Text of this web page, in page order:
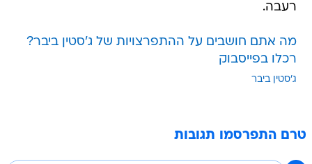
רעבה.
מה אתם חושבים על ההתפרצויות של ג'סטין ביבר?
רכלו בפייסבוק
ג'סטין ביבר
טרם התפרסמו תגובות